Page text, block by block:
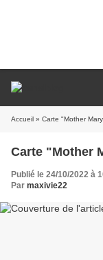
Accueil » Carte "Mother
Carte "Mother
Publié le 24/10/2022 à
Par maxivie22